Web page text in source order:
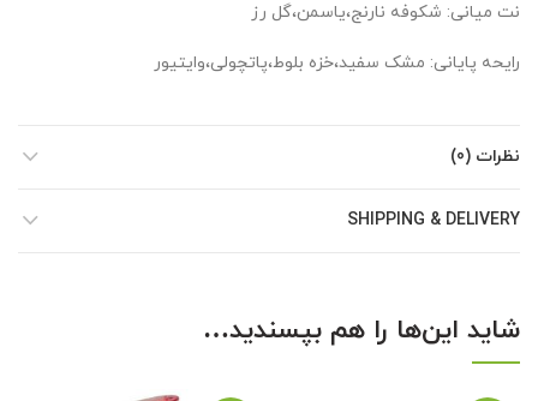
نت میانی: شکوفه نارنج،یاسمن،گل رز
رایحه پایانی: مشک سفید،خزه بلوط،پاتچولی،وایتیور
نظرات (0)
SHIPPING & DELIVERY
شاید این‌ها را هم بپسندید…